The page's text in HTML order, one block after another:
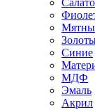
Синие
МДФ
Эмаль
Акрил